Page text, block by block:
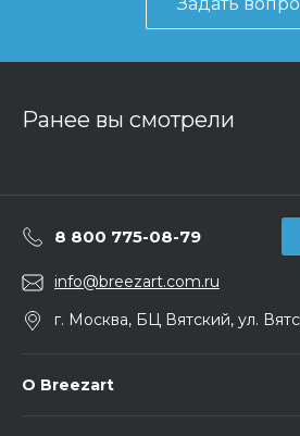
Ранее вы смотрели
8 800 775-08-79
info@breezart.com.ru
г. Москва, БЦ Вятский, ул.
О Breezart